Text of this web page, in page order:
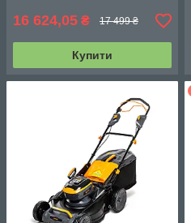
16 624,05 ₴ 17 499 ₴
Купити